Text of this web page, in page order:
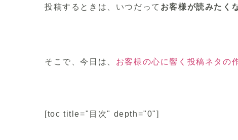
投稿するときは、いつだって お客様が読みたく
そこで、今日は、 お客様の心に響く投稿ネタの
[toc title="目次" depth="0"]